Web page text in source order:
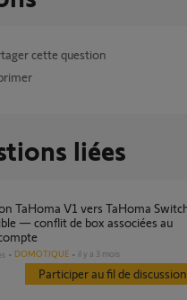
cette question
liées
— conflit de box associées au
DOMOTIQUE il y a 3 mois
Participer au fil de discussion